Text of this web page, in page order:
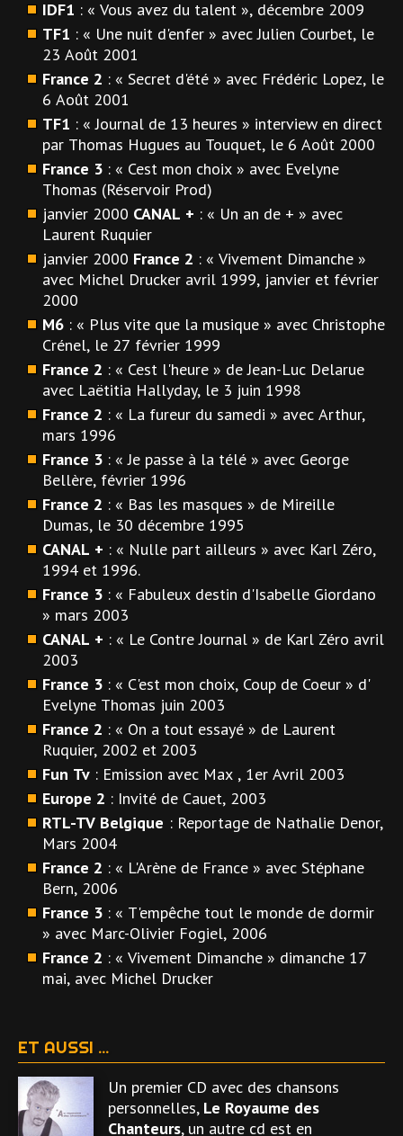
IDF1 : « Vous avez du talent », décembre 2009
TF1 : « Une nuit d'enfer » avec Julien Courbet, le
23 Août 2001
France 2 : « Secret d'été » avec Frédéric Lopez, le
6 Août 2001
TF1 : « Journal de 13 heures » interview en direct
par Thomas Hugues au Touquet, le 6 Août 2000
France 3 : « Cest mon choix » avec Evelyne
Thomas (Réservoir Prod)
janvier 2000 CANAL + : « Un an de + » avec
Laurent Ruquier
janvier 2000 France 2 : « Vivement Dimanche »
avec Michel Drucker avril 1999, janvier et février
2000
M6 : « Plus vite que la musique » avec Christophe
Crénel, le 27 février 1999
France 2 : « Cest l'heure » de Jean-Luc Delarue
avec Laëtitia Hallyday, le 3 juin 1998
France 2 : « La fureur du samedi » avec Arthur,
mars 1996
France 3 : « Je passe à la télé » avec George
Bellère, février 1996
France 2 : « Bas les masques » de Mireille
Dumas, le 30 décembre 1995
CANAL + : « Nulle part ailleurs » avec Karl Zéro,
1994 et 1996.
France 3 : « Fabuleux destin d'Isabelle Giordano
» mars 2003
CANAL + : « Le Contre Journal » de Karl Zéro avril
2003
France 3 : « C'est mon choix, Coup de Coeur » d'
Evelyne Thomas juin 2003
France 2 : « On a tout essayé » de Laurent
Ruquier, 2002 et 2003
Fun Tv : Emission avec Max , 1er Avril 2003
Europe 2 : Invité de Cauet, 2003
RTL-TV Belgique : Reportage de Nathalie Denor,
Mars 2004
France 2 : « L'Arène de France » avec Stéphane
Bern, 2006
France 3 : « T'empêche tout le monde de dormir
» avec Marc-Olivier Fogiel, 2006
France 2 : « Vivement Dimanche » dimanche 17
mai, avec Michel Drucker
ET AUSSI ...
Un premier CD avec des chansons
personnelles, Le Royaume des
Chanteurs, un autre cd est en